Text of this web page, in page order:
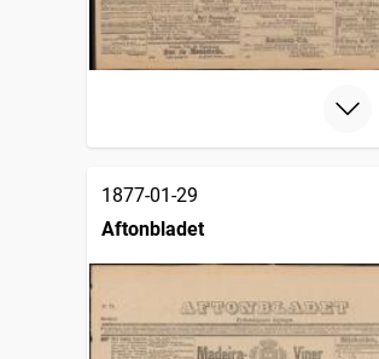
1877-01-29
Aftonbladet